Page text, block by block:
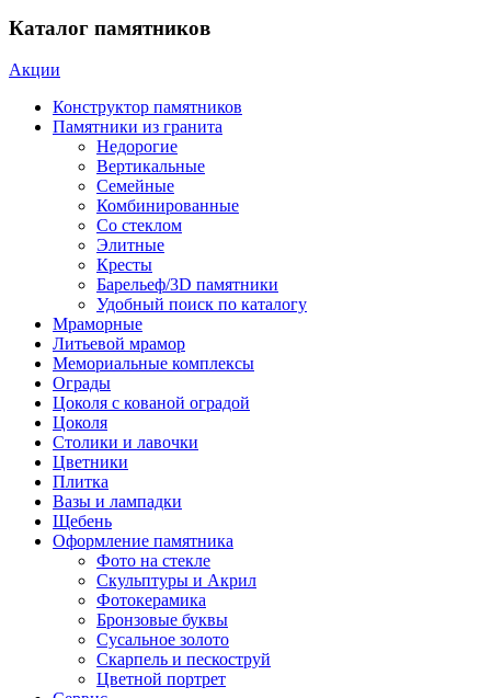
Каталог памятников
Акции
Конструктор памятников
Памятники из гранита
Недорогие
Вертикальные
Семейные
Комбинированные
Со стеклом
Элитные
Кресты
Барельеф/3D памятники
Удобный поиск по каталогу
Мраморные
Литьевой мрамор
Мемориальные комплексы
Ограды
Цоколя с кованой оградой
Цоколя
Столики и лавочки
Цветники
Плитка
Вазы и лампадки
Щебень
Оформление памятника
Фото на стекле
Скульптуры и Акрил
Фотокерамика
Бронзовые буквы
Сусальное золото
Скарпель и пескоструй
Цветной портрет